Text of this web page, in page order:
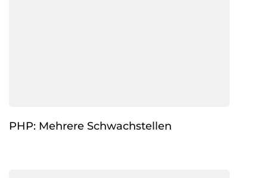
PHP: Mehrere Schwachstellen